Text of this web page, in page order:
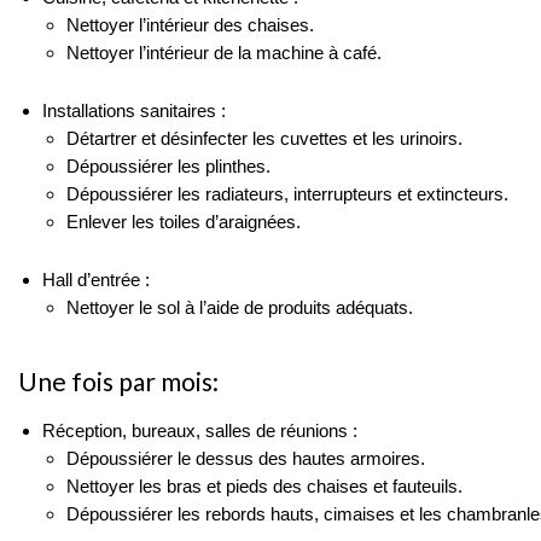
Nettoyer l’intérieur des chaises.
Nettoyer l’intérieur de la machine à café.
Installations sanitaires :
Détartrer et désinfecter les cuvettes et les urinoirs.
Dépoussiérer les plinthes.
Dépoussiérer les radiateurs, interrupteurs et extincteurs.
Enlever les toiles d’araignées.
Hall d’entrée :
Nettoyer le sol à l’aide de produits adéquats.
Une fois par mois:
Réception, bureaux, salles de réunions :
Dépoussiérer le dessus des hautes armoires.
Nettoyer les bras et pieds des chaises et fauteuils.
Dépoussiérer les rebords hauts, cimaises et les